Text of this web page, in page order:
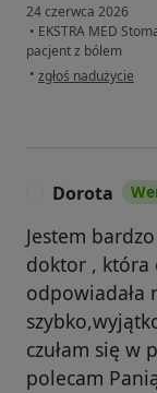
24 czerwca 2026
• EKSTRA MED
pacjent z bólem
• w opinii
zgłoś nadużycie
Dorota
Jestem
doktor , która
odpowiadała
czułam się w
polecam